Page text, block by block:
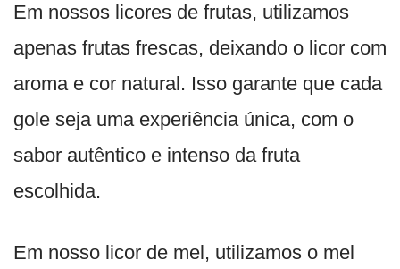
Em nossos licores de frutas, utilizamos
apenas frutas frescas, deixando o licor com
aroma e cor natural. Isso garante que cada
gole seja uma experiência única, com o
sabor autêntico e intenso da fruta
escolhida.
Em nosso licor de mel, utilizamos o mel